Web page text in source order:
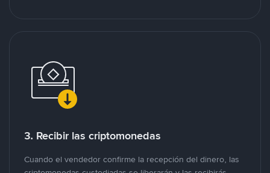
3. Recibir las criptomonedas
Cuando el vendedor confirme la recepción del dinero, las